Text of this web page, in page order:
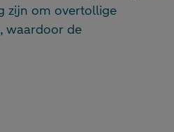
zijn om overtollige
waardoor de